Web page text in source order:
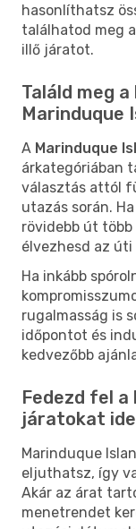
hasonlíthatsz
találhatod meg
illő járatot.
Találd meg
Marinduque
A Marinduque
árkategóriában
választás attól
utazás során.
rövidebb út
élvezhesd az úti
Ha inkább
rugalmasság is
időpontot és
kedvezőbb
Fedezd fel
járatokat
Marinduque
eljuthatsz, így
Akár az árat
menetrendet